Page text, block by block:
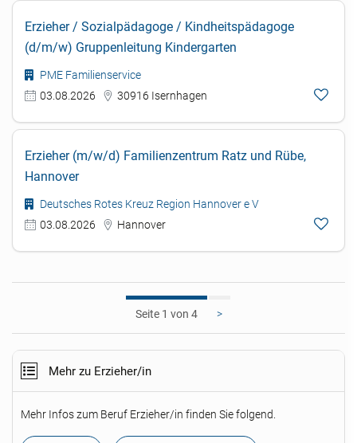
Erzieher / Sozialpädagoge / Kindheitspädagoge
(d/m/w) Gruppenleitung Kindergarten
PME Familienservice
03.08.2026
30916 Isernhagen
Erzieher (m/w/d) Familienzentrum Ratz und Rübe,
Hannover
Deutsches Rotes Kreuz Region Hannover e V
03.08.2026
Hannover
1 >
Mehr zu Erzieher/in
Mehr Infos zum Beruf Erzieher/in finden Sie folgend.